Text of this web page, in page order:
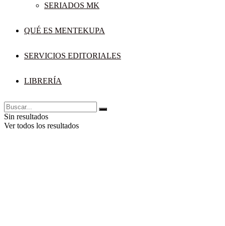
SERIADOS MK
QUÉ ES MENTEKUPA
SERVICIOS EDITORIALES
LIBRERÍA
Sin resultados
Ver todos los resultados